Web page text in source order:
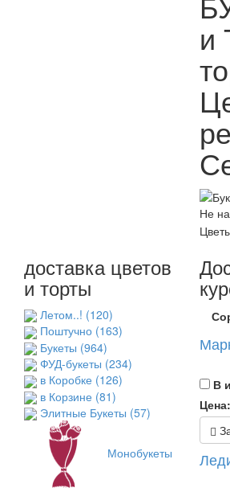
и
Не
доставка цветов
и торты
Летом..! (120)
Поштучно (163)
Букеты (964)
ФУД-букеты (234)
в Коробке (126)
в Корзине (81)
Элитные Букеты (57)
Монобукеты
В
Цена: